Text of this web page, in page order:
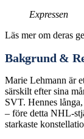
Expressen
Läs mer om deras
Bakgrund &
Marie Lehmann är
särskilt efter sina
SVT. Hennes
– före detta NHL-
starkaste